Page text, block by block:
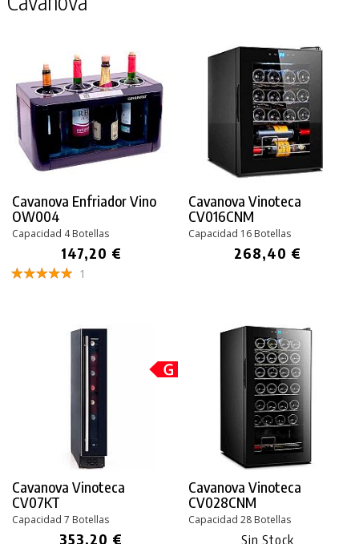
Cavanova Enfriador Vino
OW004
Capacidad 4 Botellas
147,20 €
1
Cavanova Vinoteca
CV016CNM
Capacidad 16 Botellas
268,40 €
Cavanova Vinoteca
CV07KT
Capacidad 7 Botellas
353,20 €
Cavanova Vinoteca
CV028CNM
Capacidad 28 Botellas
Sin Stock